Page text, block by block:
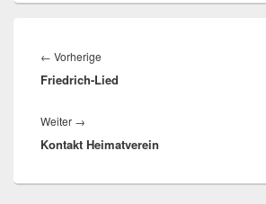
← Vorherige
Beitrag:
Friedrich-Lied
Weiter →
Beitrag:
Kontakt Heimatverein